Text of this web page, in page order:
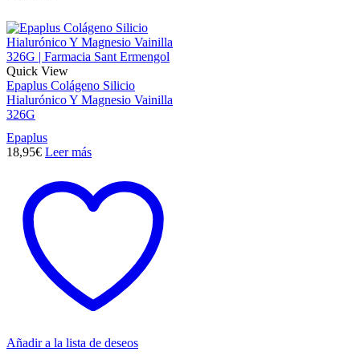
Quick View
Epaplus Colágeno Silicio
Hialurónico Y Magnesio Vainilla
326G
Epaplus
18,95€ Leer más
Añadir a la lista de deseos